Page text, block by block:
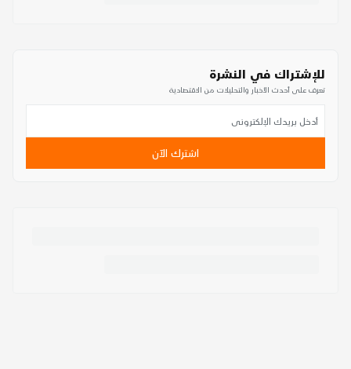
للإشتراك في النشرة
تعرف على أحدث الأخبار والتحليلات من الاقتصادية
اشترك الآن